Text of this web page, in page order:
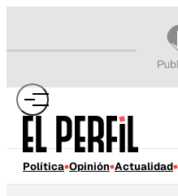
Política Opinión Actualidad